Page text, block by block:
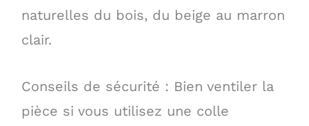
naturelles du bois, du beige au marron
clair.
Conseils de sécurité : Bien ventiler la
pièce si vous utilisez une colle